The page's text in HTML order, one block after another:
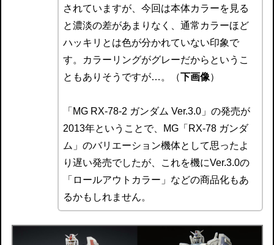
されていますが、今回は本体カラーを見る
と濃淡の差があまりなく、通常カラーほど
ハッキリとは色が分かれていない印象で
す。カラーリングがグレーだからというこ
ともありそうですが…。（下画像）
「MG RX-78-2 ガンダム Ver.3.0」の発売が
2013年ということで、MG「RX-78 ガンダ
ム」のバリエーション機体として思ったよ
り遅い発売でしたが、これを機にVer.3.0の
「ロールアウトカラー」などの商品化もあ
るかもしれません。